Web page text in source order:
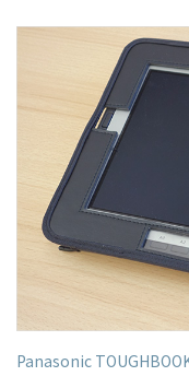
Panasonic